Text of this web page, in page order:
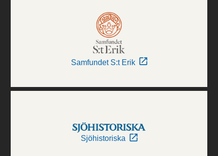
Samfundet S:t Erik
Sjöhistoriska